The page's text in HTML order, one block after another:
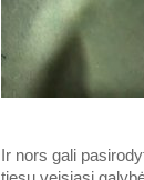
Ir nors gali